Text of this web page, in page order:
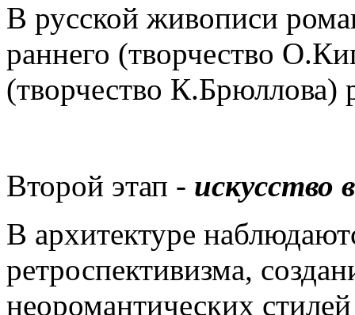
В русской живописи
раннего (творчество
(творчество К.Брюллова)
Второй этап - искусство
В архитектуре
ретроспективизма,
неоромантических